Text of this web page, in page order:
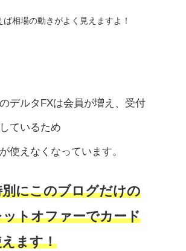
相場の動きがよく見えますよ！
デルタFXは会員が増え、受付
ているため
使えなくなっています。
別にこのブログだけの
トオファーでカード
ます！